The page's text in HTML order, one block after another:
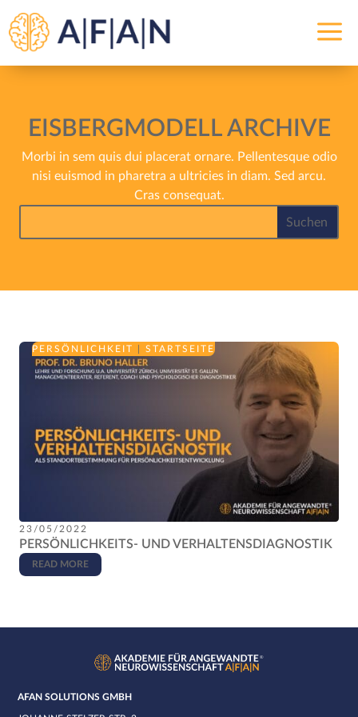
a
EISBERGMODELL ARCHIVE
Morbi in sem quis dui placerat ornare. Pellentesque odio
nisi euismod in pharetra a ultricies in diam. Sed arcu.
Cras consequat.
23/05/2022
PERSÖNLICHKEITS- UND VERHALTENSDIAGNOSTIK
READ MORE
PERSÖNLICHKEIT STARTSEITE
AFAN SOLUTIONS GMBH